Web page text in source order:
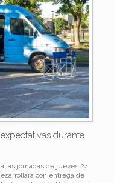
durante
las jornadas de jueves 24
con entrega de